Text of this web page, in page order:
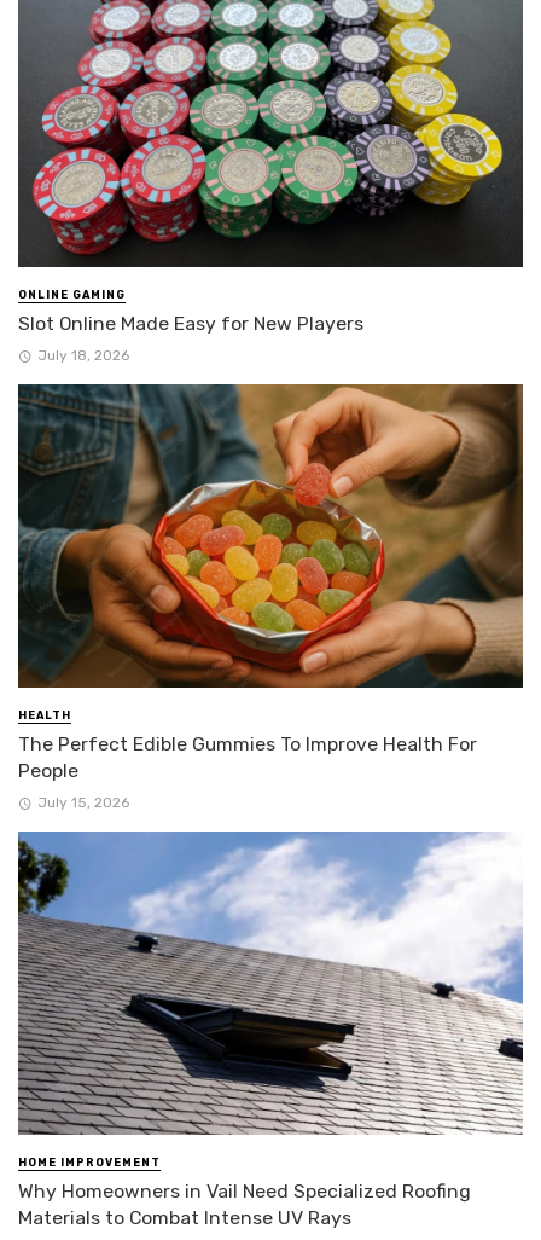
ONLINE GAMING
Slot Online Made Easy for New Players
July 18, 2026
HEALTH
The Perfect Edible Gummies To Improve Health For
People
July 15, 2026
HOME IMPROVEMENT
Why Homeowners in Vail Need Specialized Roofing
Materials to Combat Intense UV Rays